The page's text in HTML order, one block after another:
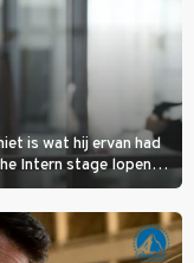
is wat hij ervan had
Intern stage lopen
zet blijkt te zijn.